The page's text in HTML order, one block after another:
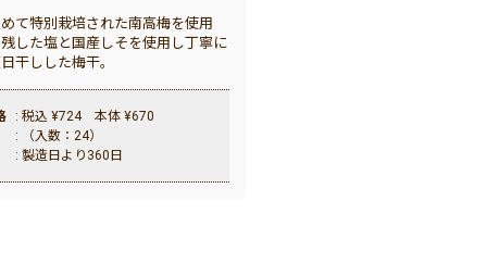
て特別栽培された南高梅を使用
した塩と国産しそを使用し丁寧に
干しした梅干。
: 税込 ¥724 本体 ¥670
: （入数：24）
: 製造日より360日